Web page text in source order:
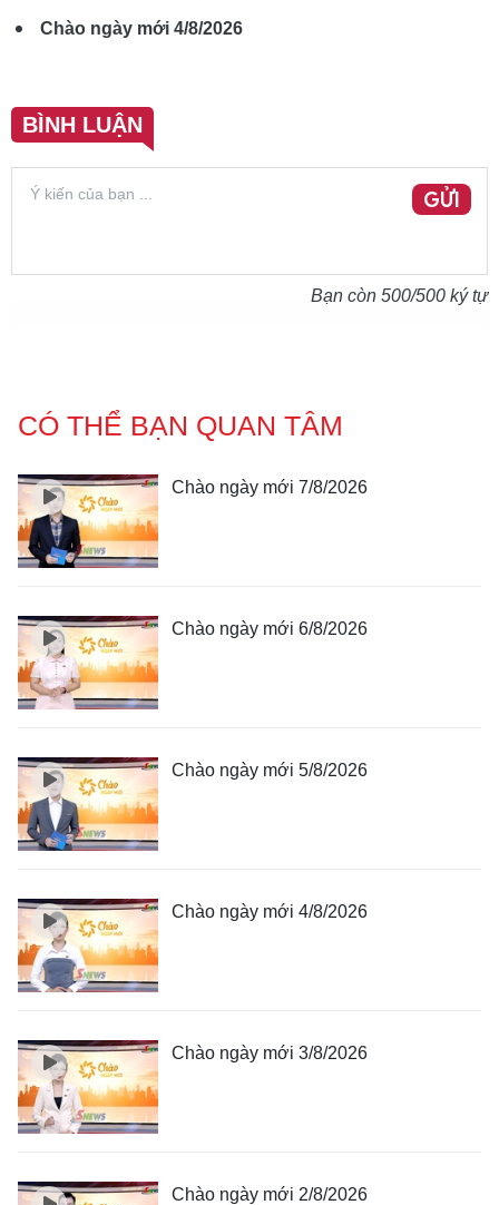
Chào ngày mới 4/8/2026
BÌNH LUẬN
GỬI
Bạn còn 500/500 ký tự
CÓ THỂ BẠN QUAN TÂM
Chào ngày mới 7/8/2026
Chào ngày mới 6/8/2026
Chào ngày mới 5/8/2026
Chào ngày mới 4/8/2026
Chào ngày mới 3/8/2026
Chào ngày mới 2/8/2026